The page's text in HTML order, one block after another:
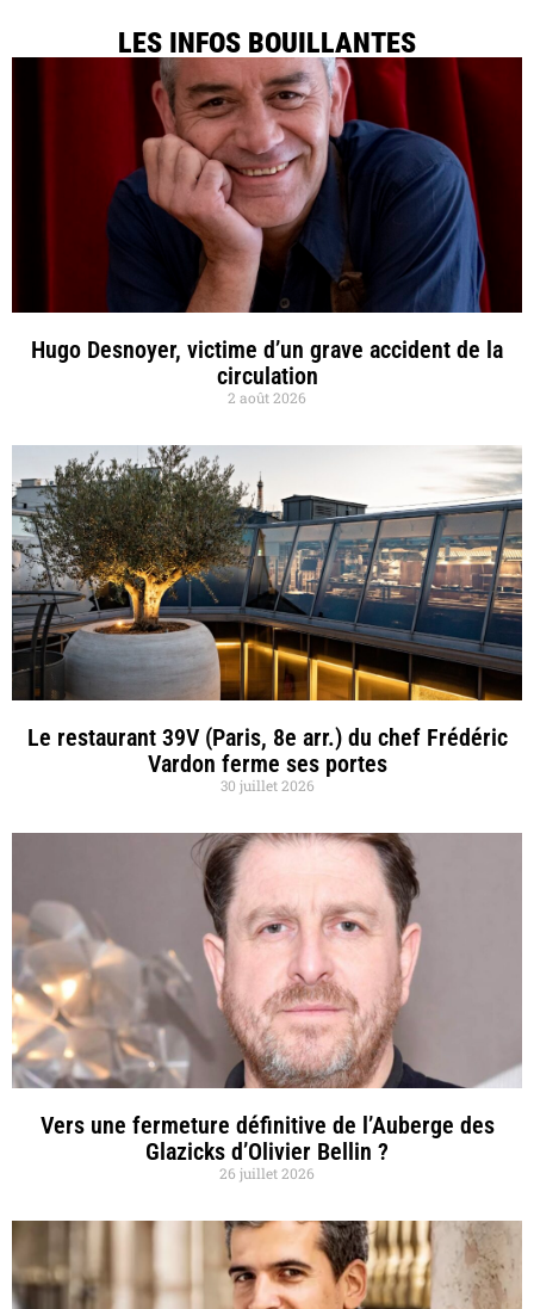
LES INFOS BOUILLANTES
Hugo Desnoyer, victime d’un grave accident de la
circulation
2 août 2026
Le restaurant 39V (Paris, 8e arr.) du chef Frédéric
Vardon ferme ses portes
30 juillet 2026
Vers une fermeture définitive de l’Auberge des
Glazicks d’Olivier Bellin ?
26 juillet 2026